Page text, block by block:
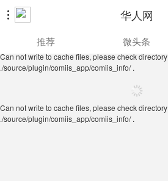
 华人网
./source/plugin/comiis_app/comiis_info/ .
推荐 微头条
Can not write to cache files, please check directory
./source/plugin/comiis_app/comiis_info/ .
Can not write to cache files, please check directory
./source/plugin/comiis_app/comiis_info/ .